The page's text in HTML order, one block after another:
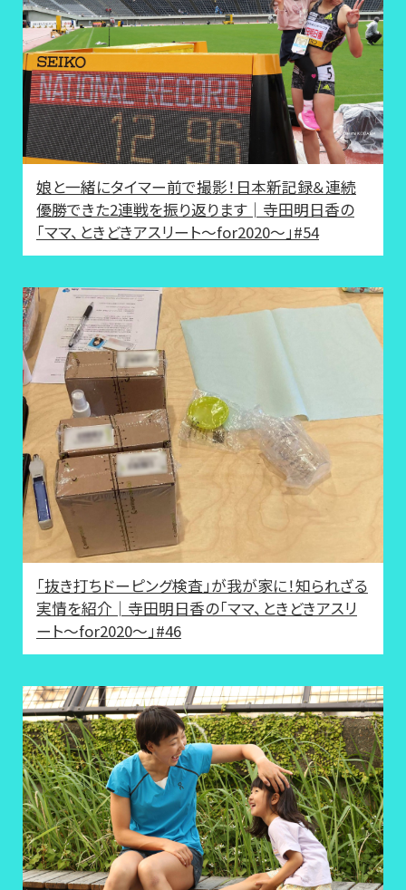
娘と一緒にタイマー前で撮影！日本新記録＆連続
優勝できた2連戦を振り返ります│寺田明日香の
「ママ、ときどきアスリート〜for2020〜」#54
「抜き打ちドーピング検査」が我が家に！知られざる
実情を紹介│寺田明日香の「ママ、ときどきアスリ
ート〜for2020〜」#46